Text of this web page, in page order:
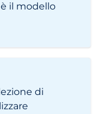
il modello
di